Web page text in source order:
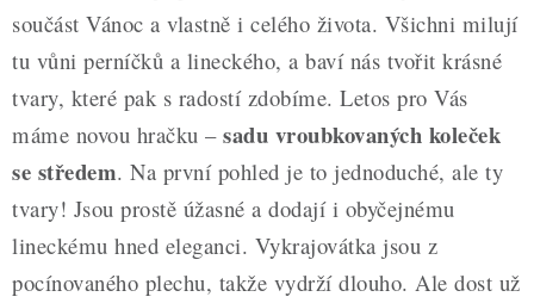
součást Vánoc a vlastně i celého života. Všichni milují
tu vůni perníčků a lineckého, a baví nás tvořit krásné
tvary, které pak s radostí zdobíme. Letos pro Vás
máme novou hračku – sadu vroubkovaných koleček
se středem. Na první pohled je to jednoduché, ale ty
tvary! Jsou prostě úžasné a dodají i obyčejnému
lineckému hned eleganci. Vykrajovátka jsou z
pocínovaného plechu, takže vydrží dlouho. Ale dost už